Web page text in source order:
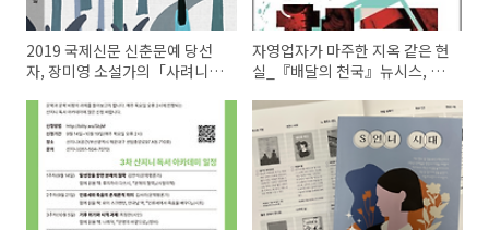
2019 국제신문 신춘문예 당선
자, 장미영 소설가의「사려니 숲
자영업자가 마주한 지옥 같은 현
실_『배달의 천국』뉴시스, 한
겨레21, 기획회의 591호 언론
소개